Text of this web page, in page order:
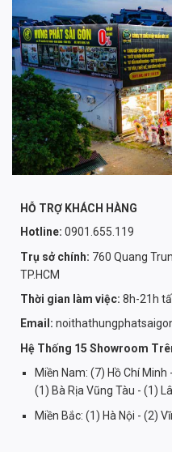
hàng, giao hàng, bảo
không.
Đảm bảo về bảo hành
chính sách bảo hành rõ
bảo rằng bạn sẽ nhận
các dịch vụ hậu mãi bao
mang lại trải nghiệm mua
ngại.
HỖ TRỢ KHÁCH HÀNG
Hotline: 0901.655.119
Trụ sở chính: 760 Quang
TP.HCM
Thời gian làm việc: 8h-21h
Email:
Hệ Thống 15 Showroom
Miền Nam: (7) Hồ Chí
(1) Bà Rịa Vũng Tàu - (1)
Miền Bắc: (1) Hà Nội - (2)